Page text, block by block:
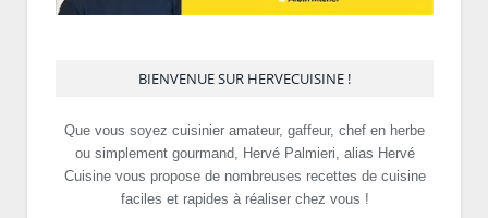
BIENVENUE SUR HERVECUISINE !
Que vous soyez cuisinier amateur, gaffeur, chef en herbe
ou simplement gourmand, Hervé Palmieri, alias Hervé
Cuisine vous propose de nombreuses recettes de cuisine
faciles et rapides à réaliser chez vous !